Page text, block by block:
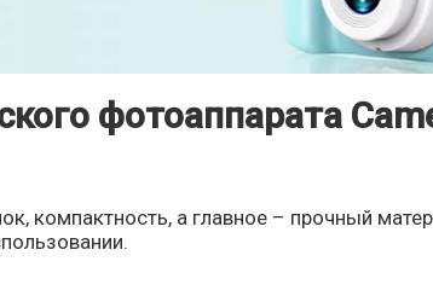
фотоаппарата
компактность, а главное – прочный